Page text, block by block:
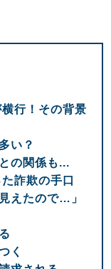
行！その背景
い？
の関係も...
詐欺の手口
えたので…」
く